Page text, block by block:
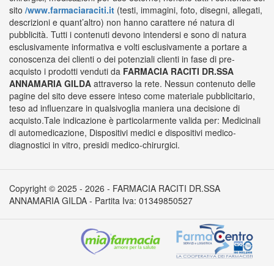
sito /www.farmaciaraciti.it (testi, immagini, foto, disegni, allegati,
descrizioni e quant’altro) non hanno carattere né natura di
pubblicità. Tutti i contenuti devono intendersi e sono di natura
esclusivamente informativa e volti esclusivamente a portare a
conoscenza dei clienti o dei potenziali clienti in fase di pre-
acquisto i prodotti venduti da FARMACIA RACITI DR.SSA
ANNAMARIA GILDA attraverso la rete. Nessun contenuto delle
pagine del sito deve essere inteso come materiale pubblicitario,
teso ad influenzare in qualsivoglia maniera una decisione di
acquisto.Tale indicazione è particolarmente valida per: Medicinali
di automedicazione, Dispositivi medici e dispositivi medico-
diagnostici in vitro, presidi medico-chirurgici.
Copyright © 2025 - 2026 - FARMACIA RACITI DR.SSA
ANNAMARIA GILDA - Partita Iva: 01349850527